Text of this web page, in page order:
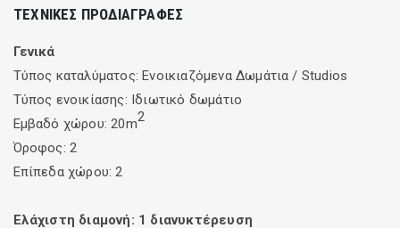
μοναδικά διακοσμημένα και περιλαμβάνουν τηλεόραση και
Λυγιάς. Οι επισκέπτες μπορούν ν' απολαύσουν ένα
Continental πρωινό στο μπαλκόνι τους. Το Mavra Studios
βρίσκεται δίπλα στη θάλασσα μόλις 50 μέτρα από το
γραφικό λιμάνι της Λυγιάς. Η απόσταση από την πόλη της
Λευκάδας είναι στα 6 χλμ. και σε απόσταση 5 λεπτών με τα
ΤΕΧΝΙΚΈΣ ΠΡΟΔΙΑΓΡΑΦΈΣ
Γενικά
Τύπος καταλύματος: Ενοικιαζόμενα Δωμάτια / Studios
Τύπος ενοικίασης: Ιδιωτικό δωμάτιο
Εμβαδό χώρου: 20m2
Όροφος: 2
Επίπεδα χώρου: 2
Ελάχιστη διαμονή: 1 διανυκτέρευση